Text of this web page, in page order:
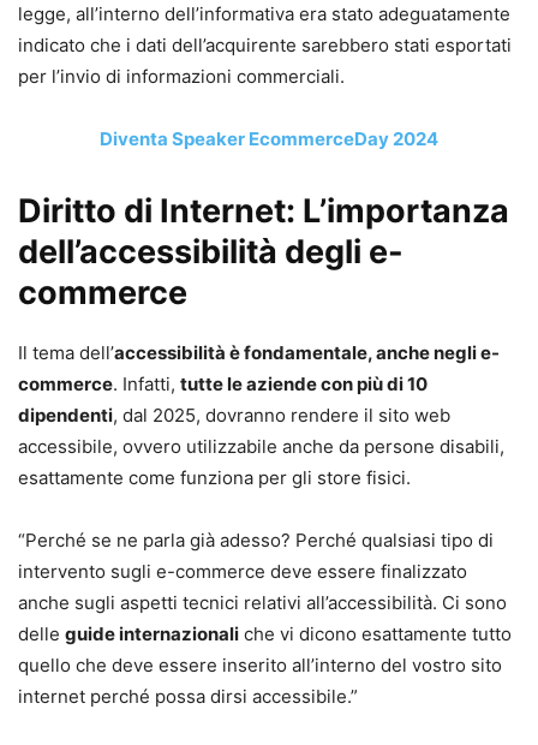
legge, all’interno dell’informativa era stato adeguatamente
indicato che i dati dell’acquirente sarebbero stati esportati
per l’invio di informazioni commerciali.
Diventa Speaker EcommerceDay 2024
Diritto di Internet: L’importanza
dell’accessibilità degli e-
commerce
Il tema dell’accessibilità è fondamentale, anche negli e-
commerce. Infatti, tutte le aziende con più di 10
dipendenti, dal 2025, dovranno rendere il sito web
accessibile, ovvero utilizzabile anche da persone disabili,
esattamente come funziona per gli store fisici.
“Perché se ne parla già adesso? Perché qualsiasi tipo di
intervento sugli e-commerce deve essere finalizzato
anche sugli aspetti tecnici relativi all’accessibilità. Ci sono
delle guide internazionali che vi dicono esattamente tutto
quello che deve essere inserito all’interno del vostro sito
internet perché possa dirsi accessibile.”